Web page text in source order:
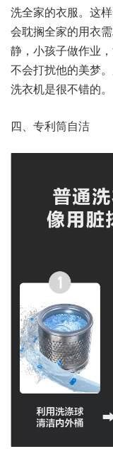
洗全家的衣服。这
会耽搁全家的用衣
静，小孩子做作业
不会打扰他的美梦
洗衣机是很不错的。
四、专利筒自洁